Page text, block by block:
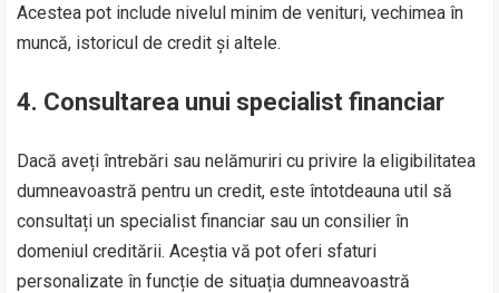
Acestea pot include nivelul minim de venituri, vechimea în
muncă, istoricul de credit și altele.
4. Consultarea unui specialist financiar
Dacă aveți întrebări sau nelămuriri cu privire la eligibilitatea
dumneavoastră pentru un credit, este întotdeauna util să
consultați un specialist financiar sau un consilier în
domeniul creditării. Aceștia vă pot oferi sfaturi
personalizate în funcție de situația dumneavoastră